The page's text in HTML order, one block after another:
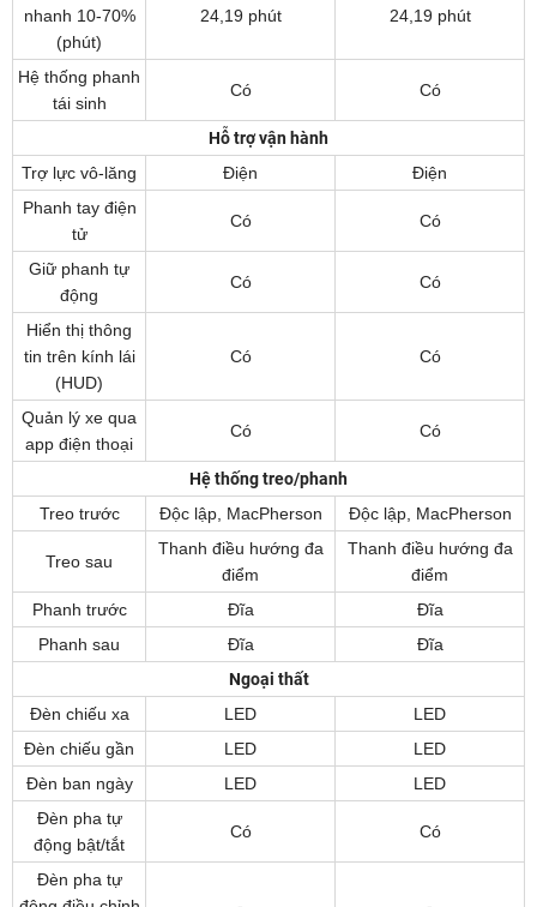
nhanh 10-70%
(phút)
24,19 phút 24,19 phút
Hệ thống phanh
tái sinh
Có Có
Hỗ trợ vận hành
Trợ lực vô-lăng
Điện
Điện
Phanh tay điện
tử
Có Có
Giữ phanh tự
động
Có Có
Hiển thị thông
tin trên kính lái
(HUD)
Có Có
Quản lý xe qua
app điện thoại
Có Có
Hệ thống treo/phanh
Treo trước
Độc lập, MacPherson Độc lập, MacPherson
Treo sau
Thanh điều hướng đa
điểm
Thanh điều hướng đa
điểm
Phanh trước
Đĩa
Đĩa
Phanh sau
Đĩa
Đĩa
Ngoại thất
Đèn chiếu xa
LED
LED
Đèn chiếu gần
LED
LED
Đèn ban ngày
LED
LED
Đèn pha tự
động bật/tắt
Có Có
Đèn pha tự